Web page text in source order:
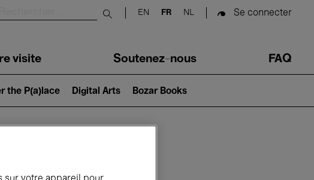
Submit search
EN FR NL Se connecter
visite Soutenez-nous FAQ
the P(a)lace Digital Arts Bozar Books